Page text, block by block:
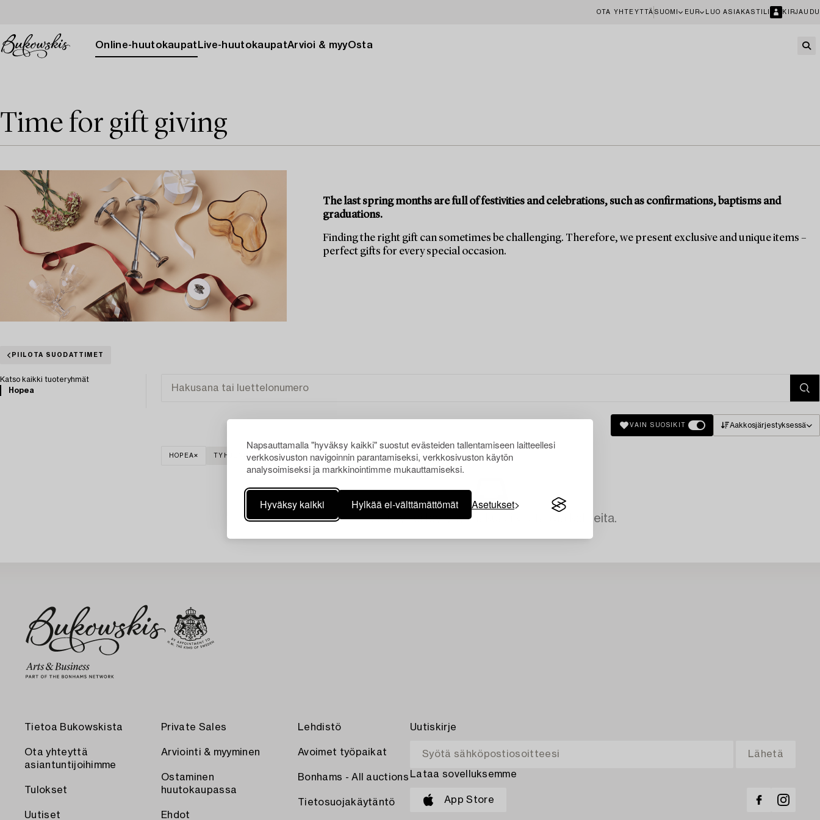
Napsauttamalla "hyväksy kaikki" suostut evästeiden tallentamiseen laitteellesi
verkkosivuston navigoinnin parantamiseksi, verkkosivuston käytön
analysoimiseksi ja markkinointimme mukauttamiseksi.
Hyväksy kaikki Hylkää ei-välttämättömät Asetukset
OTA YHTEYTTÄ SUOMI EUR LUO ASIAKASTILI KIRJAUDU
Online-huutokaupat Live-huutokaupatArvioi & myyOsta
Time for gift giving
The last spring months are full of festivities and celebrations, such as confirmations, baptisms and
graduations.
Finding the right gift can sometimes be challenging. Therefore, we present exclusive and unique items –
perfect gifts for every special occasion.
PIILOTA SUODATTIMET
Katso kaikki tuoteryhmät
Hopea
VAIN SUOSIKIT Aakkosjärjestyksessä
HOPEA TYHJENNÄ KAIKKI
Juuri nyt ei löytynyt hakuasi vastaavia kohteita.
Tietoa Bukowskista
Ota yhteyttä
asiantuntijoihimme
Tulokset
Uutiset
Private Sales
Arviointi & myyminen
Ostaminen
huutokaupassa
Ehdot
Lehdistö
Avoimet työpaikat
Bonhams - All auctions
Tietosuojakäytäntö
Uutiskirje
Lataa sovelluksemme
App Store